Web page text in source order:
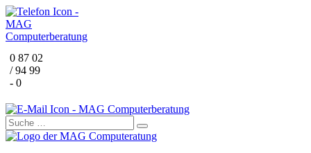
0 87 02
/ 94 99
- 0